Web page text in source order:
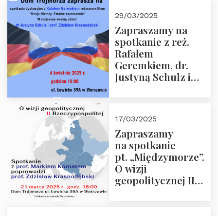
29/03/2025
Zapraszamy na
spotkanie z reż.
Rafałem
Geremkiem, dr.
Justyną Schulz i
“Rosja-Niemcy…”
17/03/2025
Zapraszamy
na spotkanie
pt. „Międzymorze”.
O wizji
geopolitycznej II